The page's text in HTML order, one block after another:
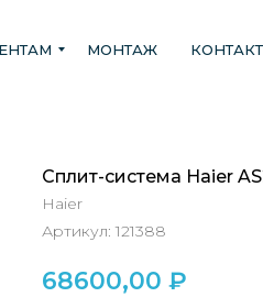
МОНТАЖ
Сплит-система Haier
Haier
Артикул: 121388
68600,00 ₽